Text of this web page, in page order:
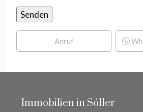
Anruf
Immobilien in Sóller